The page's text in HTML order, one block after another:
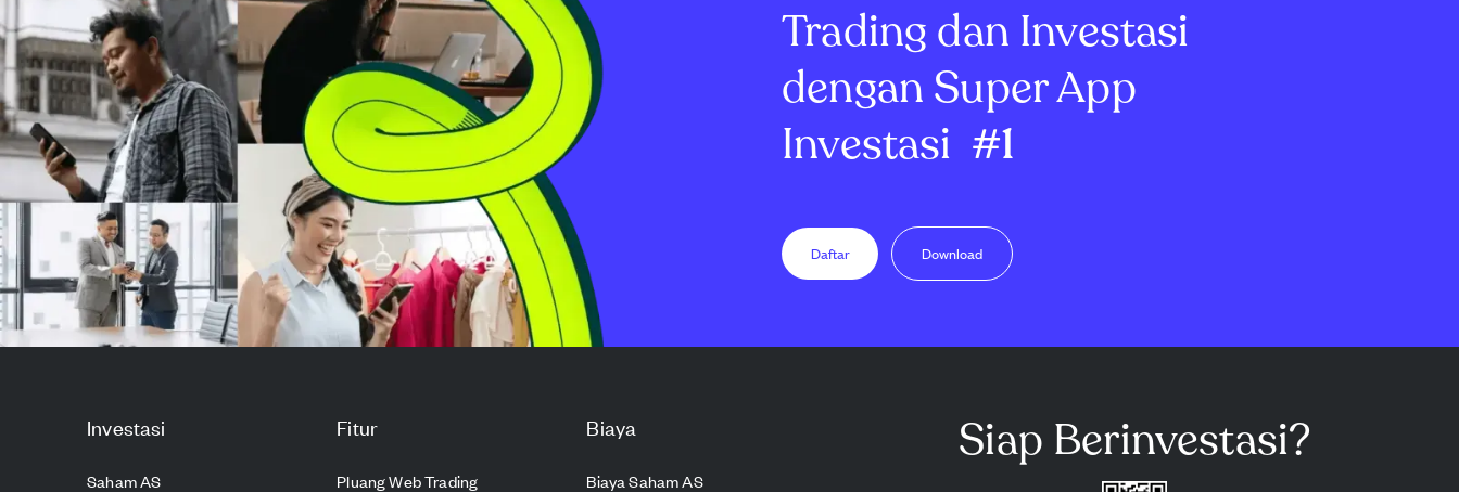
Trading dan Investasi
dengan Super App
Investasi #1
Daftar Download
Investasi
Saham AS
Fitur
Pluang Web Trading
Biaya
Biaya Saham AS
Siap Berinvestasi?